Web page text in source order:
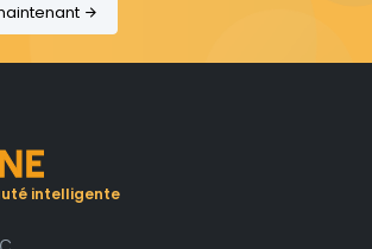
intelligente